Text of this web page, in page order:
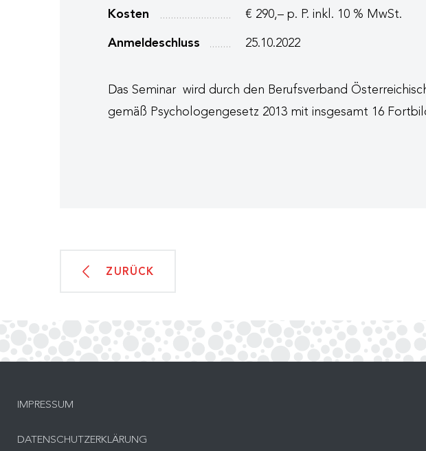
Kosten € 290,– p. P. inkl. 10 % MwSt.
Anmeldeschluss 25.10.2022
Das Seminar wird durch den Berufsverband
gemäß Psychologengesetz 2013 mit insgesamt 16
ZURÜCK
IMPRESSUM
DATENSCHUTZERKLÄRUNG